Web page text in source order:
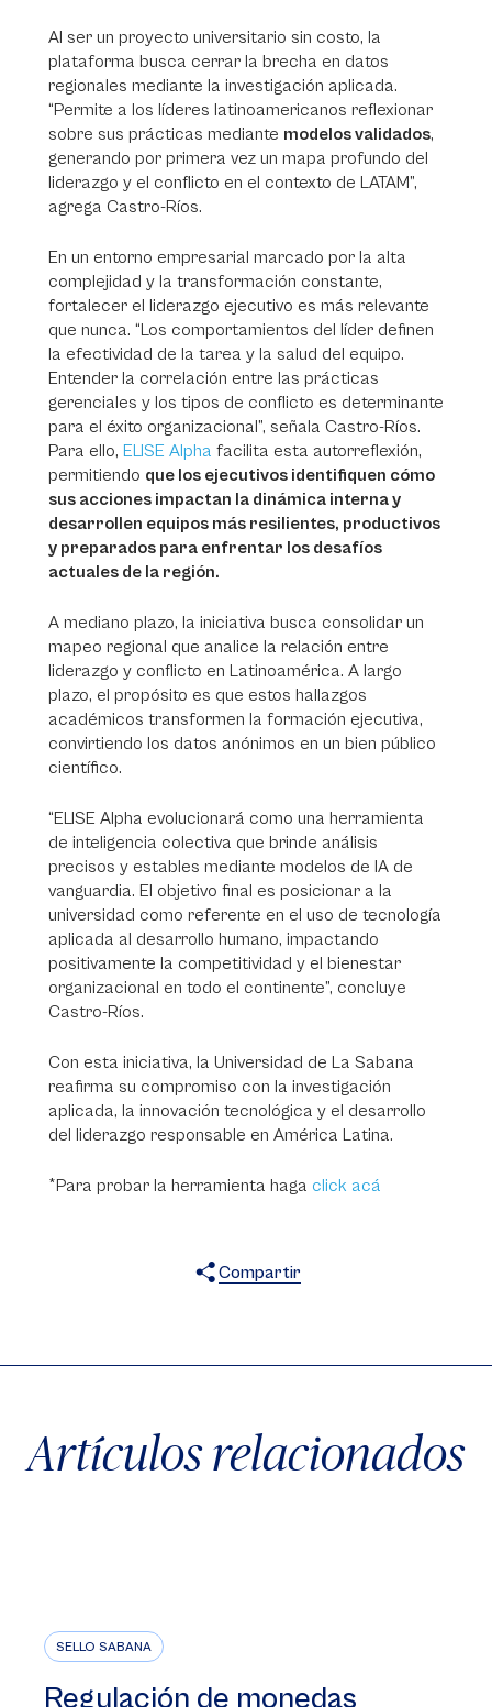
Al ser un proyecto universitario sin costo, la
plataforma busca cerrar la brecha en datos
regionales mediante la investigación aplicada.
“Permite a los líderes latinoamericanos reflexionar
sobre sus prácticas mediante modelos validados,
generando por primera vez un mapa profundo del
liderazgo y el conflicto en el contexto de LATAM”,
agrega Castro-Ríos.
En un entorno empresarial marcado por la alta
complejidad y la transformación constante,
fortalecer el liderazgo ejecutivo es más relevante
que nunca. “Los comportamientos del líder definen
la efectividad de la tarea y la salud del equipo.
Entender la correlación entre las prácticas
gerenciales y los tipos de conflicto es determinante
para el éxito organizacional”, señala Castro-Ríos.
Para ello, ELISE Alpha facilita esta autorreflexión,
permitiendo que los ejecutivos identifiquen cómo
sus acciones impactan la dinámica interna y
desarrollen equipos más resilientes, productivos
y preparados para enfrentar los desafíos
actuales de la región.
A mediano plazo, la iniciativa busca consolidar un
mapeo regional que analice la relación entre
liderazgo y conflicto en Latinoamérica. A largo
plazo, el propósito es que estos hallazgos
académicos transformen la formación ejecutiva,
convirtiendo los datos anónimos en un bien público
científico.
“ELISE Alpha evolucionará como una herramienta
de inteligencia colectiva que brinde análisis
precisos y estables mediante modelos de IA de
vanguardia. El objetivo final es posicionar a la
universidad como referente en el uso de tecnología
aplicada al desarrollo humano, impactando
positivamente la competitividad y el bienestar
organizacional en todo el continente”, concluye
Castro-Ríos.
Con esta iniciativa, la Universidad de La Sabana
reafirma su compromiso con la investigación
aplicada, la innovación tecnológica y el desarrollo
del liderazgo responsable en América Latina.
*Para probar la herramienta haga click acá
Compartir
Artículos relacionados
SELLO SABANA
Regulación de monedas